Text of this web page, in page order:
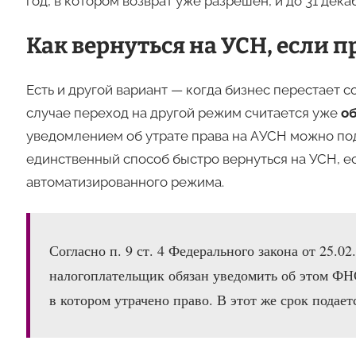
Как вернуться на УСН, если
Есть и другой вариант — когда бизнес перестает
случае переход на другой режим считается уже
уведомлением об утрате права на АУСН можно
единственный способ быстро вернуться на УСН,
автоматизированного режима.
Согласно п. 9 ст. 4 Федерального закона от
налогоплательщик обязан уведомить об этом
в котором утрачено право. В этот же срок